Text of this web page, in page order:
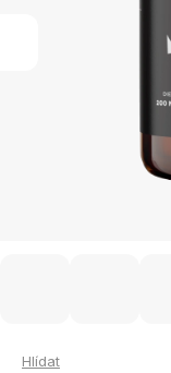
Hlídat